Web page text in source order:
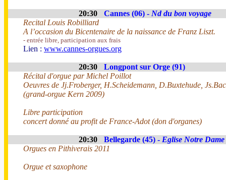
20:30 Cannes (06) - Nd du bon voyage
Recital Louis Robilliard
A l’occasion du Bicentenaire de la naissance de Franz Liszt.
- entrée libre, participation aux frais
Lien : www.cannes-orgues.org
20:30
Longpont sur Orge (91)
Récital d'orgue par Michel Poillot
Oeuvres de Jj.Froberger, H.Scheidemann, D.Buxtehude,
(grand-orgue Kern 2009)
Libre participation
concert donné au profit de France-Adot (don d'organes)
20:30 Bellegarde (45) - Eglise Notre Dame
Orgues en Pithiverais 2011
Orgue et saxophone